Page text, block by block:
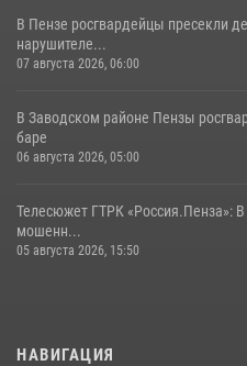
В Пензе росгвардейцы пресекли
нарушителе...
07 августа 2026, 06:00
В Заводском районе Пензы
баре
06 августа 2026, 05:00
Телесюжет ГТРК «Россия.Пенза»:
мошенн...
05 августа 2026, 15:50
НАВИГАЦИЯ